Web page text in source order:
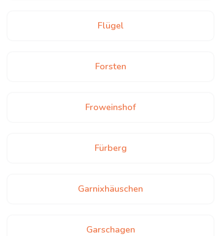
Flügel
Forsten
Froweinshof
Fürberg
Garnixhäuschen
Garschagen